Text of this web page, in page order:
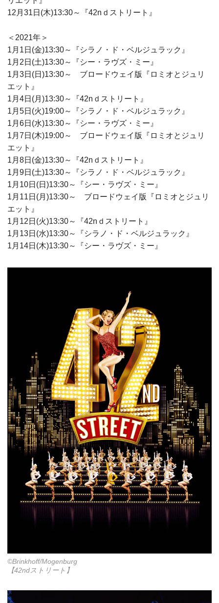
12月31日(木)13:30～『42nｄストリート』
＜2021年＞
1月1日(金)13:30～『シラノ・ド・ベルジュラック』
1月2日(土)13:30～『シー・ラヴズ・ミー』
1月3日(日)13:30～ ブロードウェイ版『ロミオとジュリ
エット』
1月4日(月)13:30～『42nｄストリート』
1月5日(火)19:00～『シラノ・ド・ベルジュラック』
1月6日(水)13:30～『シー・ラヴズ・ミー』
1月7日(木)19:00～ ブロードウェイ版『ロミオとジュリ
エット』
1月8日(金)13:30～『42nｄストリート』
1月9日(土)13:30～『シラノ・ド・ベルジュラック』
1月10日(日)13:30～『シー・ラヴズ・ミー』
1月11日(月)13:30～ ブロードウェイ版『ロミオとジュリ
エット』
1月12日(火)13:30～『42nｄストリート』
1月13日(水)13:30～『シラノ・ド・ベルジュラック』
1月14日(木)13:30～『シー・ラヴズ・ミー』
©Brinkhoff/Mogenburg
【42ndストリート】